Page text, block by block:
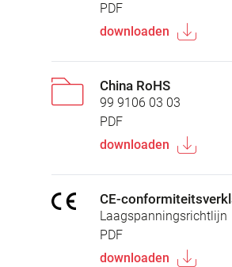
PDF
downloaden
China RoHS
99 9106 03 03
PDF
downloaden
CE-
Laagspanningsrichtlijn
PDF
downloaden